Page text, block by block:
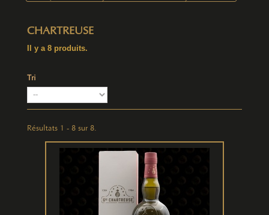
CHARTREUSE
Il y a 8 produits.
Tri
Résultats 1 - 8 sur 8.